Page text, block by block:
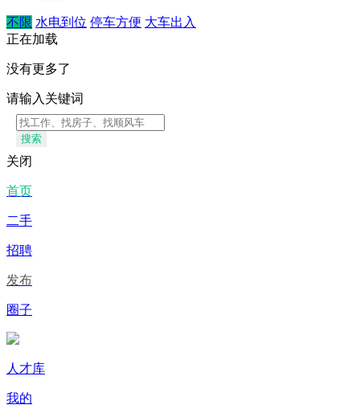
不限 水电到位 停车方便 大车出入
正在加载
没有更多了
请输入关键词
搜索
关闭
首页
二手
招聘
发布
圈子
人才库
我的